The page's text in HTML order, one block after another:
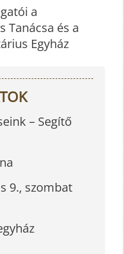
a
Tanácsa és a
Egyház
– Segítő
9., szombat